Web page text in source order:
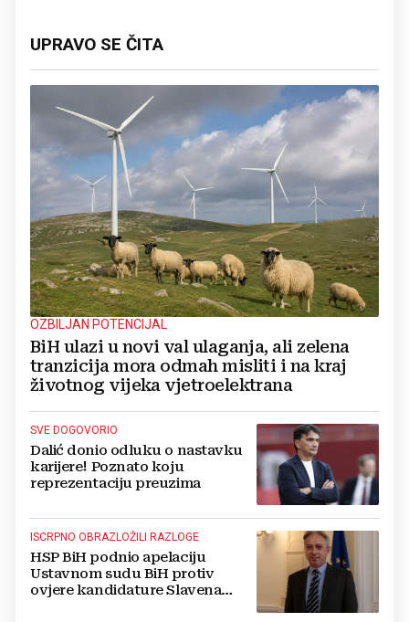
UPRAVO SE ČITA
OZBILJAN POTENCIJAL
BiH ulazi u novi val ulaganja, ali zelena
tranzicija mora odmah misliti i na kraj
životnog vijeka vjetroelektrana
SVE DOGOVORIO
Dalić donio odluku o nastavku
karijere! Poznato koju
reprezentaciju preuzima
ISCRPNO OBRAZLOŽILI RAZLOGE
HSP BiH podnio apelaciju
Ustavnom sudu BiH protiv
ovjere kandidature Slavena